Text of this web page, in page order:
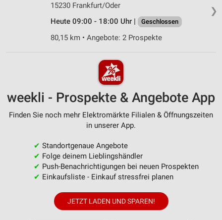
❯
15230 Frankfurt/Oder
Heute 09:00 - 18:00 Uhr |
Geschlossen
80,15 km • Angebote: 2 Prospekte
weekli - Prospekte & Angebote App
Finden Sie noch mehr Elektromärkte Filialen & Öffnungszeiten
in unserer App.
✔ Standortgenaue Angebote
✔ Folge deinem Lieblingshändler
✔ Push-Benachrichtigungen bei neuen Prospekten
✔ Einkaufsliste - Einkauf stressfrei planen
JETZT LADEN UND SPAREN!